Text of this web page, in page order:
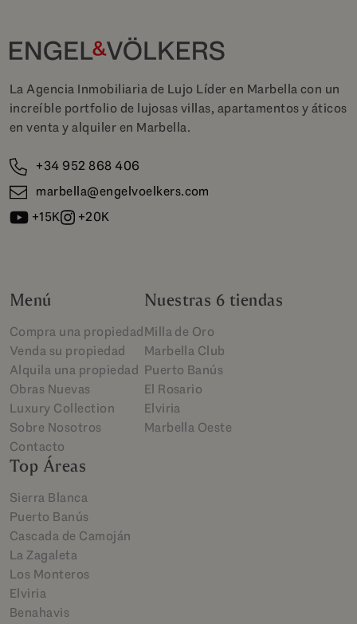
La Agencia Inmobiliaria de Lujo Líder en Marbella con un
increíble portfolio de lujosas villas, apartamentos y áticos
en venta y alquiler en Marbella.
+34 952 868 406
marbella@engelvoelkers.com
+15K
+20K
Menú
Compra una propiedad
Venda su propiedad
Alquila una propiedad
Obras Nuevas
Luxury Collection
Sobre Nosotros
Contacto
Nuestras 6 tiendas
Milla de Oro
Marbella Club
Puerto Banús
El Rosario
Elviria
Marbella Oeste
Top Áreas
Sierra Blanca
Puerto Banús
Cascada de Camoján
La Zagaleta
Los Monteros
Elviria
Benahavis